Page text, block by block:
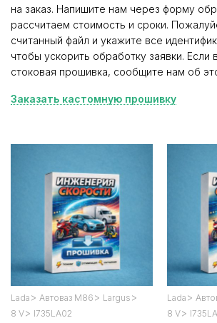
на заказ. Напишите нам через форму
рассчитаем стоимость и сроки.
считанный файл и укажите все
чтобы ускорить обработку заявки. Если
стоковая прошивка, сообщите нам об
Заказать кастомную прошивку
Lada > Автоваз М86 > Largus >
8 V> I735LA02
Lada >
8 V>